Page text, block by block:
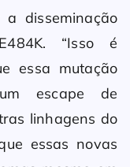
disseminação
“Isso é
essa mutação
escape de
linhagens do
essas novas